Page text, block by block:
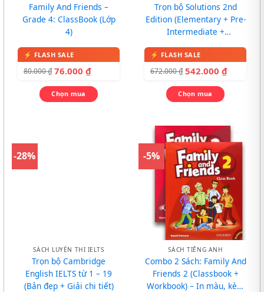
Family And Friends –
Grade 4: ClassBook (Lớp
4)
80.000₫ 76.000 ₫
Chọn mua
Trọn bộ Solutions 2nd
Edition (Elementary + Pre-
Intermediate +
672.000₫ 542.000 ₫
Chọn mua
-28%
SÁCH LUYỆN THI IELTS
Trọn bộ Cambridge
English IELTS từ 1 – 19
(Bản đẹp + Giải chi tiết)
-5%
SÁCH TIẾNG ANH
Combo 2 Sách: Family And
Friends 2 (Classbook +
Workbook) – In màu, kèm